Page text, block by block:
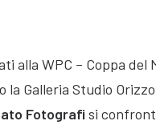
alla WPC – Coppa del
la Galleria Studio
Fotografi si